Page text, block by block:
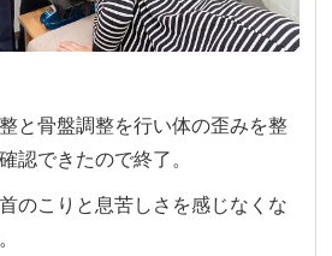
と骨盤調整を行い体の歪みを整
認できたので終了。
のこりと息苦しさを感じなくな